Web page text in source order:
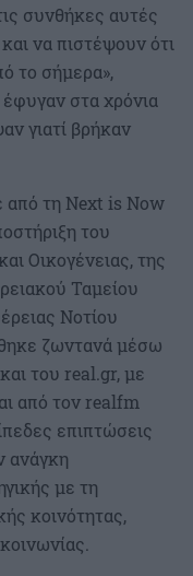
συνθήκες αυτές
να πιστέψουν ότι
το σήμερα»,
έφυγαν στα χρόνια
γιατί βρήκαν
από τη Next is Now
του
Οικογένειας, της
Ταμείου
Νοτίου
ζωντανά μέσω
του real.gr, με
από τον realfm
επιπτώσεις
ανάγκη
με τη
κοινότητας,